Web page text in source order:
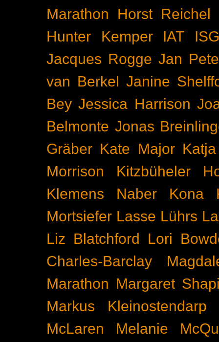
Marathon
Horst Reichel
Hunter Kemper
IAT
Jacques Rogge Jan
van Berkel Janine
Bey Jessica Harrison
Belmonte Jonas
Gräber Kate Major
Morrison
Kitzbüheler
Klemens Naber
Kona
Mortsiefer Lasse Lührs
Liz Blatchford
Lori
Charles-Barclay
Marathon Margaret
Markus Kleinostendarp
McLaren
Melanie